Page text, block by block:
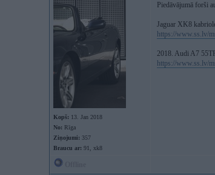
Kopš: 13. Jan 2018
No: Rīga
Ziņojumi: 357
Braucu ar: 91, xk8
Piedāvājumā forši
Jaguar XK8
https://www.ss.lv/
2018. Audi A7
https://www.ss.lv/